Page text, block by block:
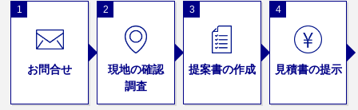
1
お問合せ
2
現地の確認
調査
3
提案書の作成
4
見積書の提示